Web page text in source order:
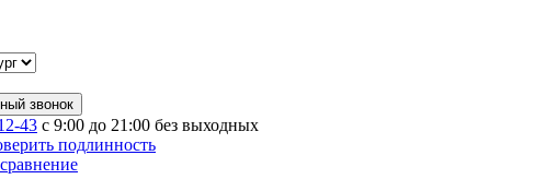
звонок
43 с 9:00 до 21:00 без выходных
подлинность